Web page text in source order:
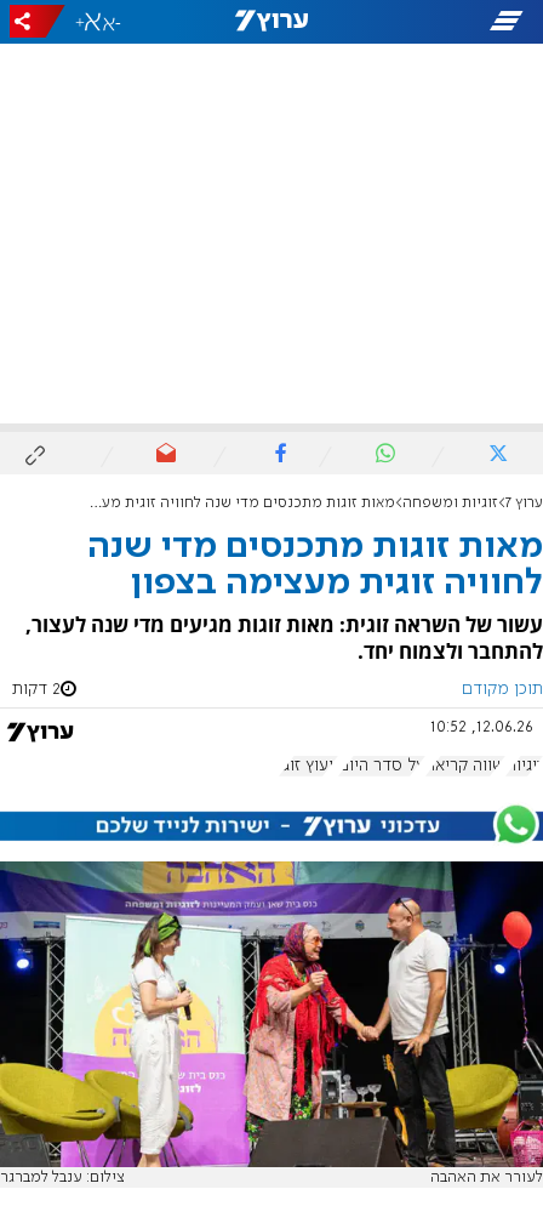
-
+
ערוץ 7 זוגיות ומשפחה מאות זוגות מתכנסים מדי שנה לחוויה זוגית מעצימה בצפון
מאות זוגות מתכנסים מדי שנה
לחוויה זוגית מעצימה בצפון
עשור של השראה זוגית: מאות זוגות מגיעים מדי שנה לעצור,
להתחבר ולצמוח יחד.
תוכן מקודם 2 דקות
12.06.26, 10:52
זוגיות שווה קריאה על סדר היום ייעוץ זוגי
לעורר את האהבה צילום: ענבל למברגר